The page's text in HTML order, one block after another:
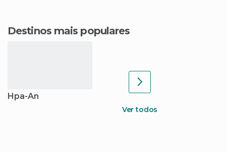
Destinos mais populares
Hpa-An
Ver todos